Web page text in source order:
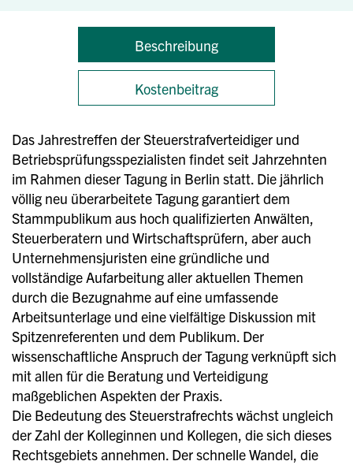
Beschreibung
Kostenbeitrag
Das Jahrestreffen der Steuerstrafverteidiger und
Betriebsprüfungsspezialisten findet seit Jahrzehnten
im Rahmen dieser Tagung in Berlin statt. Die jährlich
völlig neu überarbeitete Tagung garantiert dem
Stammpublikum aus hoch qualifizierten Anwälten,
Steuerberatern und Wirtschaftsprüfern, aber auch
Unternehmensjuristen eine gründliche und
vollständige Aufarbeitung aller aktuellen Themen
durch die Bezugnahme auf eine umfassende
Arbeitsunterlage und eine vielfältige Diskussion mit
Spitzenreferenten und dem Publikum. Der
wissenschaftliche Anspruch der Tagung verknüpft sich
mit allen für die Beratung und Verteidigung
maßgeblichen Aspekten der Praxis.
Die Bedeutung des Steuerstrafrechts wächst ungleich
der Zahl der Kolleginnen und Kollegen, die sich dieses
Rechtsgebiets annehmen. Der schnelle Wandel, die